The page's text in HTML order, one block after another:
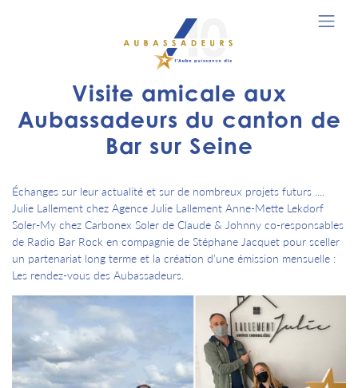
Visite amicale aux
Aubassadeurs du canton de
Bar sur Seine
Échanges sur leur actualité et sur de nombreux projets futurs ....
Julie Lallement chez Agence Julie Lallement Anne-Mette Lekdorf
Soler-My chez Carbonex Soler de Claude & Johnny co-responsables
de Radio Bar Rock en compagnie de Stéphane Jacquet pour sceller
un partenariat long terme et la création d’une émission mensuelle :
Les rendez-vous des Aubassadeurs.